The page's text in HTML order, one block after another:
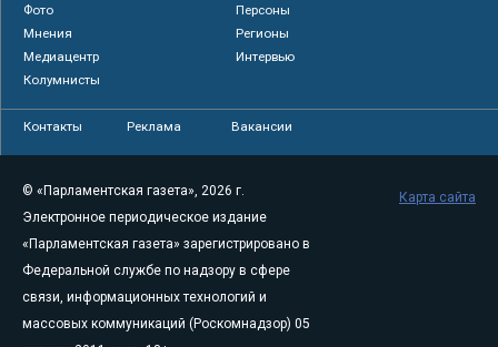
Фото
Персоны
Мнения
Регионы
Медиацентр
Интервью
Колумнисты
Контакты Реклама Вакансии
© «Парламентская газета», 2026 г.
Электронное периодическое издание
«Парламентская газета» зарегистрировано в
Федеральной службе по надзору в сфере
связи, информационных технологий и
массовых коммуникаций (Роскомнадзор) 05
Карта сайта